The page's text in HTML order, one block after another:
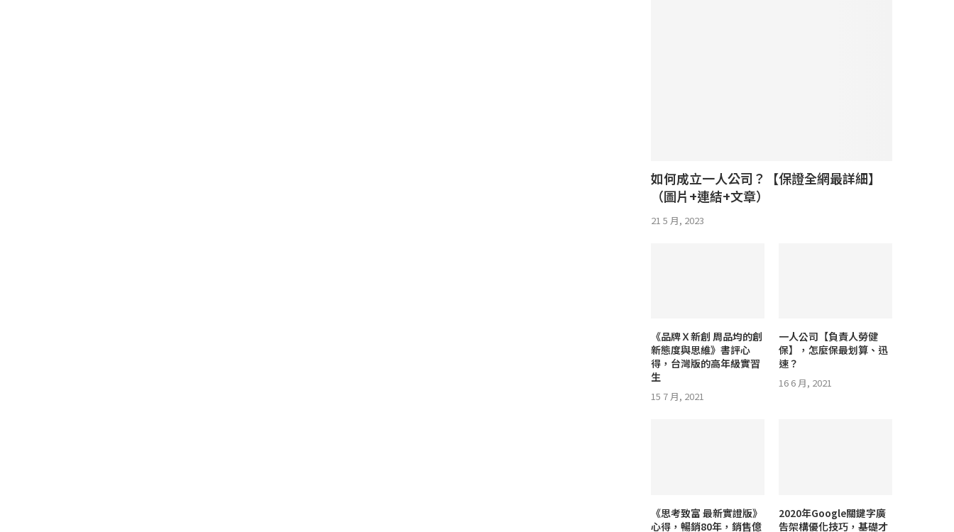
如何成立一人公司？【保證全網最詳細】
（圖片+連結+文章）
21 5 月, 2023
《品牌Ｘ新創 周品均的創
新態度與思維》書評心
得，台灣版的高年級實習
生
15 7 月, 2021
一人公司【負責人勞健
保】，怎麼保最划算、迅
速？
16 6 月, 2021
《思考致富 最新實證版》
心得，暢銷80年，銷售億
2020年Google關鍵字廣
告架構優化技巧，基礎才